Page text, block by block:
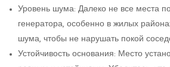
Уровень шума: Далеко не все места
генератора, особенно в жилых
шума, чтобы не нарушать покой
Устойчивость основания: Место